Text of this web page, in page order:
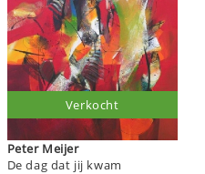
Peter Meijer
De dag dat jij kwam
Verkocht